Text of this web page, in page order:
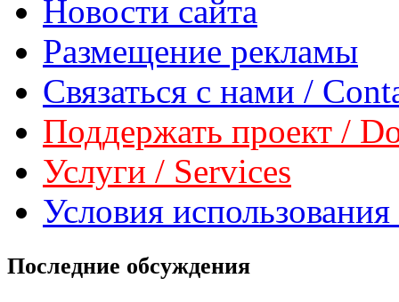
Новости сайта
Размещение рекламы
Связаться с нами /
Поддержать проект /
Услуги / Services
Условия
Последние обсуждения